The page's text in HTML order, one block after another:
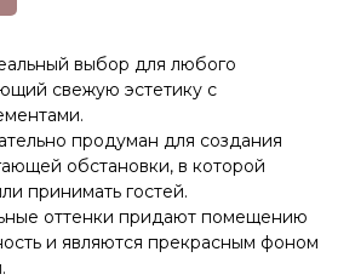
выбор для любого
свежую эстетику с
продуман для создания
обстановки, в которой
принимать гостей.
оттенки придают помещению
и являются прекрасным фоном